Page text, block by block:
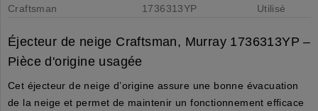
Craftsman
1736313YP
Utilisé
Éjecteur de neige Craftsman, Murray 1736313YP –
Pièce d'origine usagée
Cet éjecteur de neige d’origine assure une bonne évacuation
de la neige et permet de maintenir un fonctionnement efficace